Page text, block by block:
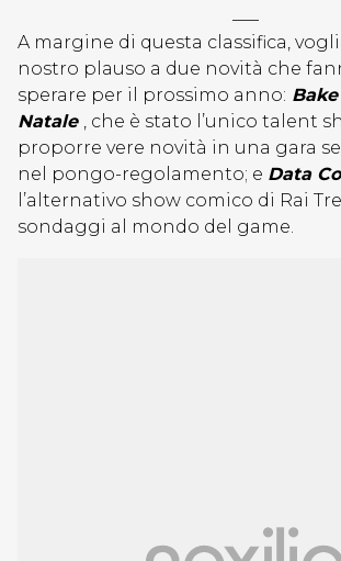
—–
A margine di questa classifica,
nostro plauso a due novità che
sperare per il prossimo anno:
Natale , che è stato l’unico talent
proporre vere novità in una gara
nel pongo-regolamento; e Data
l’alternativo show comico di Rai
sondaggi al mondo del game.